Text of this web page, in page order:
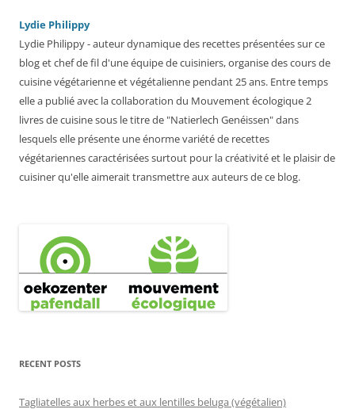
Lydie Philippy
Lydie Philippy - auteur dynamique des recettes présentées sur ce
blog et chef de fil d'une équipe de cuisiniers, organise des cours de
cuisine végétarienne et végétalienne pendant 25 ans. Entre temps
elle a publié avec la collaboration du Mouvement écologique 2
livres de cuisine sous le titre de "Natierlech Genéissen" dans
lesquels elle présente une énorme variété de recettes
végétariennes caractérisées surtout pour la créativité et le plaisir de
cuisiner qu'elle aimerait transmettre aux auteurs de ce blog.
RECENT POSTS
Tagliatelles aux herbes et aux lentilles beluga (végétalien)